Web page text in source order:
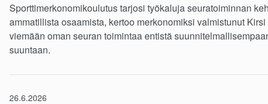
Sporttimerkonomikoulutus tarjosi työkaluja seuratoiminnan
ammatillista osaamista, kertoo merkonomiksi valmistunut
viemään oman seuran toimintaa entistä
suuntaan.
26.6.2026